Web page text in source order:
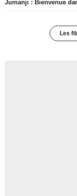
Jumanji : Bienvenue
Les